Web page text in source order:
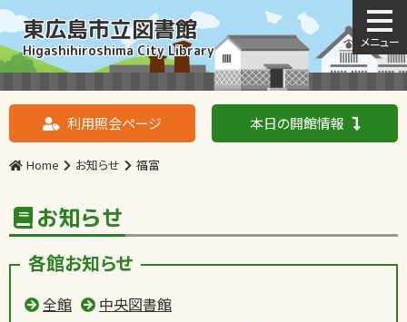
東広島市立図書館
Higashihiroshima City Library
利用照会ページ 本日の開館情報
Home お知らせ 福富
お知らせ
各館お知らせ
全館
中央図書館